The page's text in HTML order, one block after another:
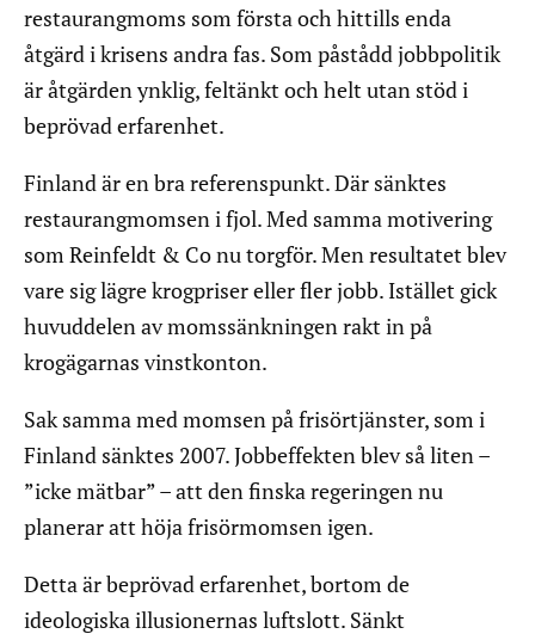
restaurangmoms som första och hittills enda
åtgärd i krisens andra fas. Som påstådd jobbpolitik
är åtgärden ynklig, feltänkt och helt utan stöd i
beprövad erfarenhet.
Finland är en bra referenspunkt. Där sänktes
restaurangmomsen i fjol. Med samma motivering
som Reinfeldt & Co nu torgför. Men resultatet blev
vare sig lägre krogpriser eller fler jobb. Istället gick
huvuddelen av momssänkningen rakt in på
krogägarnas vinstkonton.
Sak samma med momsen på frisörtjänster, som i
Finland sänktes 2007. Jobbeffekten blev så liten –
”icke mätbar” – att den finska regeringen nu
planerar att höja frisörmomsen igen.
Detta är beprövad erfarenhet, bortom de
ideologiska illusionernas luftslott. Sänkt